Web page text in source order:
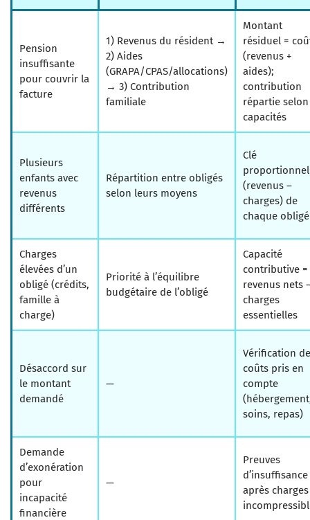
Pension
insuffisante
pour couvrir la
facture
1) Revenus du résident →
2) Aides
(GRAPA/CPAS/allocations)
→ 3) Contribution
familiale
Montant
résiduel =
(revenus +
aides);
contribution
répartie selon
capacités
Plusieurs
enfants avec
revenus
différents
Répartition entre obligés
selon leurs moyens
Clé
(revenus –
charges) de
chaque obligé
Charges
élevées d’un
obligé (crédits,
famille à
charge)
Priorité à l’équilibre
budgétaire de l’obligé
Capacité
contributive =
revenus nets
charges
essentielles
Désaccord sur
le montant
demandé
—
Vérification
coûts pris en
compte
soins, repas)
Demande
d’exonération
pour
incapacité
financière
—
Preuves
d’insuffisance
après charges